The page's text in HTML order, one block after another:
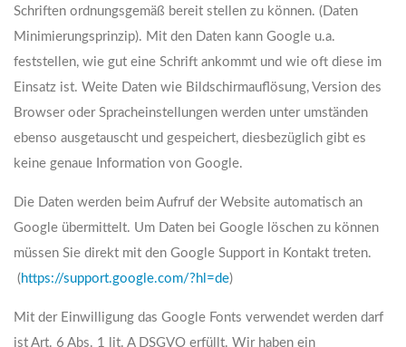
Schriften ordnungsgemäß bereit stellen zu können. (Daten
Minimierungsprinzip). Mit den Daten kann Google u.a.
feststellen, wie gut eine Schrift ankommt und wie oft diese im
Einsatz ist. Weite Daten wie Bildschirmauflösung, Version des
Browser oder Spracheinstellungen werden unter umständen
ebenso ausgetauscht und gespeichert, diesbezüglich gibt es
keine genaue Information von Google.
Die Daten werden beim Aufruf der Website automatisch an
Google übermittelt. Um Daten bei Google löschen zu können
müssen Sie direkt mit den Google Support in Kontakt treten.
( https://support.google.com/?hl=de)
Mit der Einwilligung das Google Fonts verwendet werden darf
ist Art. 6 Abs. 1 lit. A DSGVO erfüllt. Wir haben ein